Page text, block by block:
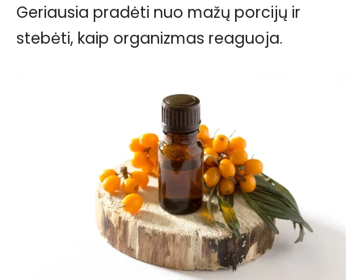
Geriausia pradėti nuo mažų porcijų ir
stebėti, kaip organizmas reaguoja.